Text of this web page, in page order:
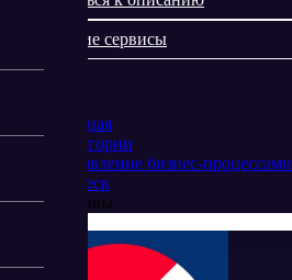
Похожие сервисы
Главная
Категории
Управление бизнес-процессами
Юздеск
Отзывы